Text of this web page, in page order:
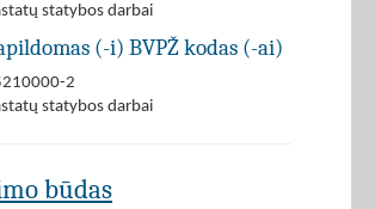
statybos darbai
(-i) BVPŽ kodas (-ai)
2
statybos darbai
būdas